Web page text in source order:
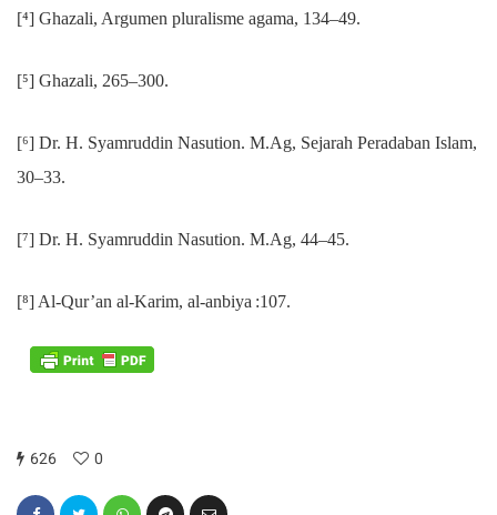
[⁴] Ghazali, Argumen pluralisme agama, 134–49.
[⁵] Ghazali, 265–300.
[⁶] Dr. H. Syamruddin Nasution. M.Ag, Sejarah Peradaban Islam,
30–33.
[⁷] Dr. H. Syamruddin Nasution. M.Ag, 44–45.
[⁸] Al-Qur’an al-Karim, al-anbiya :107.
626 0